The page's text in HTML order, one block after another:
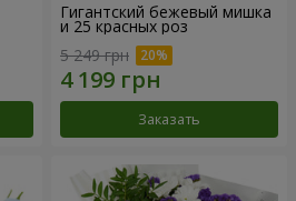
Гигантский бежевый мишка
и 25 красных роз
5 249 грн
Заказать